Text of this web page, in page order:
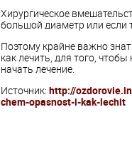
Хирургическое
большой диаметр или если
Поэтому крайне важно
как лечить, для того,
начать лечение.
Источник: http://
chem-opasnost-i-kak-lechit